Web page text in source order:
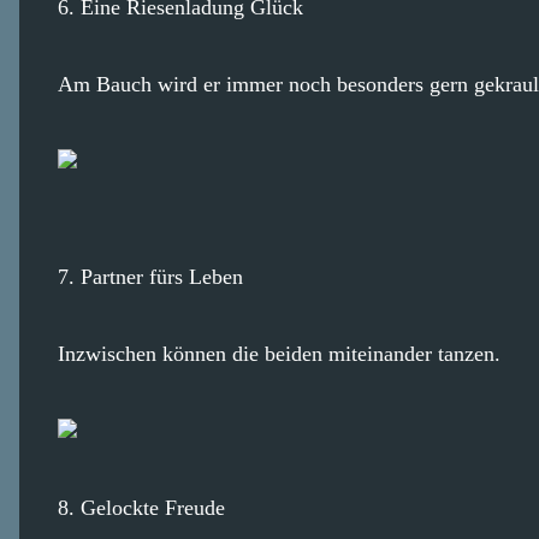
6. Eine Riesenladung Glück
Am Bauch wird er immer noch besonders gern
7. Partner fürs Leben
Inzwischen können die beiden miteinander tanzen.
8. Gelockte Freude